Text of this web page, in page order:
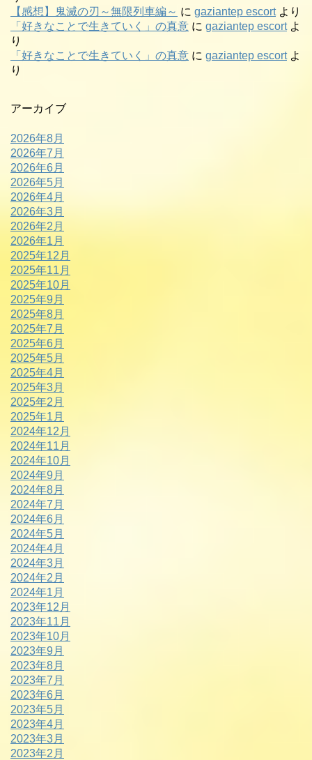
【感想】鬼滅の刃～無限列車編～ に gaziantep escortより
「好きなことで生きていく」の真意 に gaziantep escortよ
り
「好きなことで生きていく」の真意 に gaziantep escortよ
り
アーカイブ
2026年8月
2026年7月
2026年6月
2026年5月
2026年4月
2026年3月
2026年2月
2026年1月
2025年12月
2025年11月
2025年10月
2025年9月
2025年8月
2025年7月
2025年6月
2025年5月
2025年4月
2025年3月
2025年2月
2025年1月
2024年12月
2024年11月
2024年10月
2024年9月
2024年8月
2024年7月
2024年6月
2024年5月
2024年4月
2024年3月
2024年2月
2024年1月
2023年12月
2023年11月
2023年10月
2023年9月
2023年8月
2023年7月
2023年6月
2023年5月
2023年4月
2023年3月
2023年2月